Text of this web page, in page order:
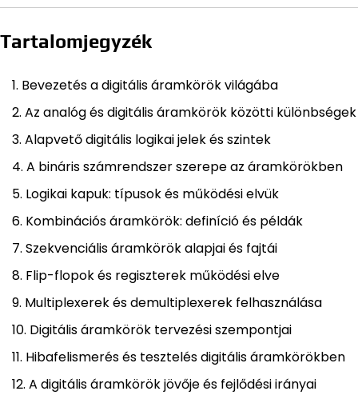
Tartalomjegyzék
Bevezetés a digitális áramkörök világába
Az analóg és digitális áramkörök közötti különbségek
Alapvető digitális logikai jelek és szintek
A bináris számrendszer szerepe az áramkörökben
Logikai kapuk: típusok és működési elvük
Kombinációs áramkörök: definíció és példák
Szekvenciális áramkörök alapjai és fajtái
Flip-flopok és regiszterek működési elve
Multiplexerek és demultiplexerek felhasználása
Digitális áramkörök tervezési szempontjai
Hibafelismerés és tesztelés digitális áramkörökben
A digitális áramkörök jövője és fejlődési irányai